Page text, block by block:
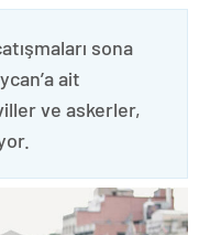
sona
ait
ve askerler,